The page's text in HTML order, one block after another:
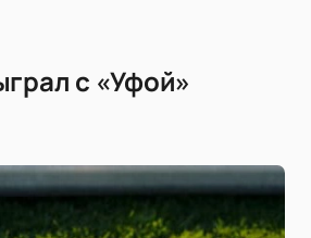
с «Уфой»